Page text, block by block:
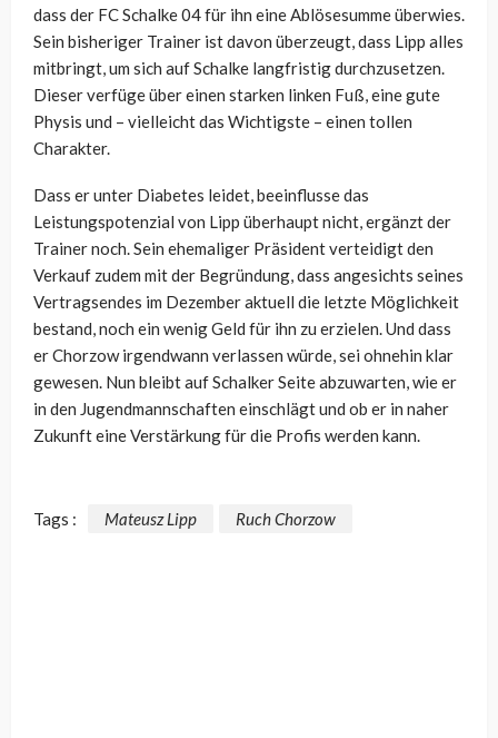
dass der FC Schalke 04 für ihn eine Ablösesumme überwies.
Sein bisheriger Trainer ist davon überzeugt, dass Lipp alles
mitbringt, um sich auf Schalke langfristig durchzusetzen.
Dieser verfüge über einen starken linken Fuß, eine gute
Physis und – vielleicht das Wichtigste – einen tollen
Charakter.
Dass er unter Diabetes leidet, beeinflusse das
Leistungspotenzial von Lipp überhaupt nicht, ergänzt der
Trainer noch. Sein ehemaliger Präsident verteidigt den
Verkauf zudem mit der Begründung, dass angesichts seines
Vertragsendes im Dezember aktuell die letzte Möglichkeit
bestand, noch ein wenig Geld für ihn zu erzielen. Und dass
er Chorzow irgendwann verlassen würde, sei ohnehin klar
gewesen. Nun bleibt auf Schalker Seite abzuwarten, wie er
in den Jugendmannschaften einschlägt und ob er in naher
Zukunft eine Verstärkung für die Profis werden kann.
Tags : Mateusz Lipp Ruch Chorzow